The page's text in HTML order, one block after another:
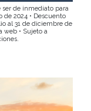
ser de inmediato para
de 2024 • Descuento
al 31 de diciembre de
web • Sujeto a